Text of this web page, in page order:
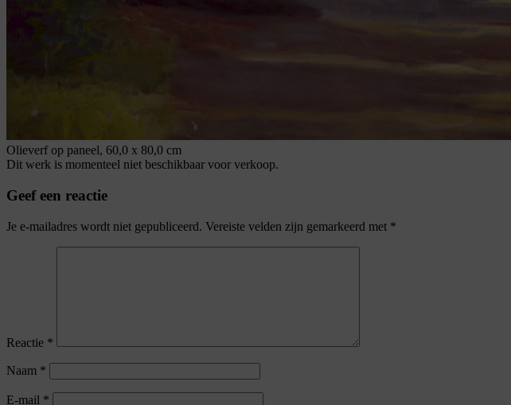
Olieverf op paneel, 60,0 x 80,0 cm
Dit werk is momenteel niet beschikbaar voor verkoop.
Geef een reactie
Je e-mailadres wordt niet gepubliceerd. Vereiste velden zijn gemarkeerd met *
Reactie *
Naam *
E-mail *